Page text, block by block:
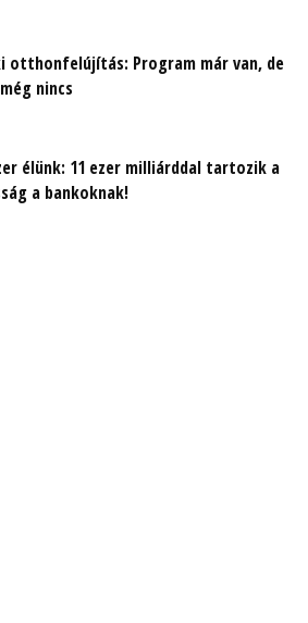
otthonfelújítás: Program már van, de
nincs
élünk: 11 ezer milliárddal tartozik a
a bankoknak!